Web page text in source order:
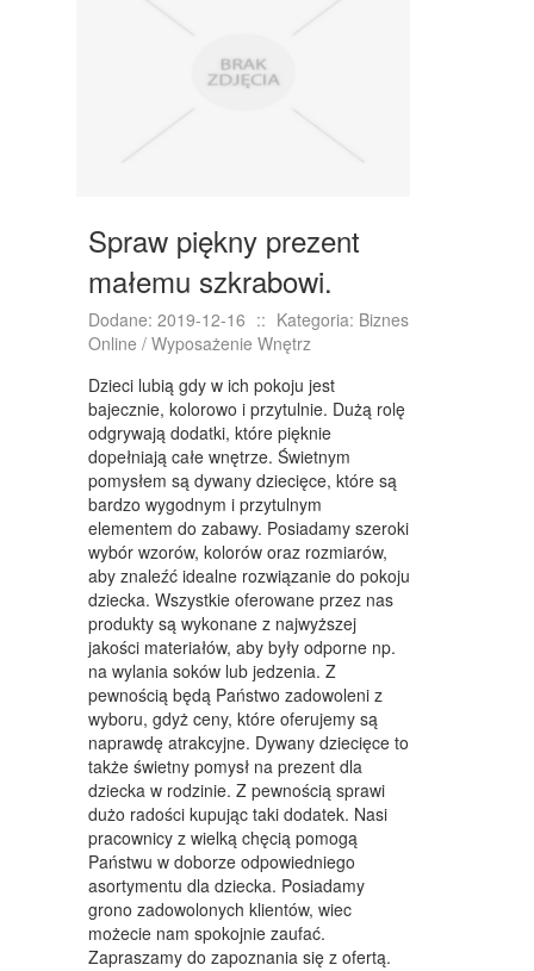
DOMY, MIESZKANIA
KURSY I SZKOLENIA
TŁUMACZENIA
BIZNES ONLINE
BIŻUTERIA
DLA DZIECI
MEBLE
WYPOSAŻENIE WNĘTRZ
WYPOSAŻENIE ŁAZIENKI
ODZIEŻ
SPORT
ELEKTRONIKA, RTV, AGD
ART. DLA ZWIERZĄT
OGRÓD, ROŚLINY
CHEMIA
ART. SPOŻYWCZE
MATERIAŁY EKSPLOATACYJNE
Spraw piękny prezent
małemu szkrabowi.
Dodane: 2019-12-16 :: Kategoria: Biznes
Online / Wyposażenie Wnętrz
Dzieci lubią gdy w ich pokoju jest
bajecznie, kolorowo i przytulnie. Dużą rolę
odgrywają dodatki, które pięknie
dopełniają całe wnętrze. Świetnym
pomysłem są dywany dziecięce, które są
bardzo wygodnym i przytulnym
elementem do zabawy. Posiadamy szeroki
wybór wzorów, kolorów oraz rozmiarów,
aby znaleźć idealne rozwiązanie do pokoju
dziecka. Wszystkie oferowane przez nas
produkty są wykonane z najwyższej
jakości materiałów, aby były odporne np.
na wylania soków lub jedzenia. Z
pewnością będą Państwo zadowoleni z
wyboru, gdyż ceny, które oferujemy są
naprawdę atrakcyjne. Dywany dziecięce to
także świetny pomysł na prezent dla
dziecka w rodzinie. Z pewnością sprawi
dużo radości kupując taki dodatek. Nasi
pracownicy z wielką chęcią pomogą
Państwu w doborze odpowiedniego
asortymentu dla dziecka. Posiadamy
grono zadowolonych klientów, wiec
możecie nam spokojnie zaufać.
Zapraszamy do zapoznania się z ofertą.